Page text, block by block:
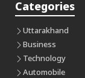
Categories
Uttarakhand
Business
Technology
Automobile